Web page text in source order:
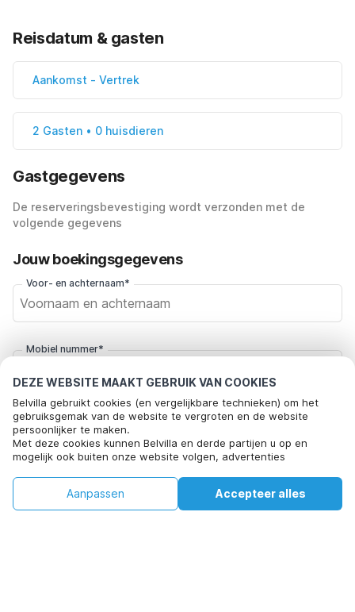
DEZE WEBSITE MAAKT GEBRUIK VAN COOKIES
Belvilla gebruikt cookies (en vergelijkbare technieken) om het
gebruiksgemak van de website te vergroten en de website
persoonlijker te maken.
Met deze cookies kunnen Belvilla en derde partijen u op en
mogelijk ook buiten onze website volgen, advertenties
social media.
Door op "accepteren" te klikken gaat u hiermee akkoord. Meer
informatie vind je in onscookiebeleid.
Accepteer alles
Aanpassen
Reisdatum & gasten
Aankomst - Vertrek
2 Gasten • 0 huisdieren
Gastgegevens
De reserveringsbevestiging wordt verzonden met de
volgende gegevens
Jouw boekingsgegevens
Voor- en achternaam*
Mobiel nummer*
E-mailadres*
Klik hier om je af te melden voor aanbiedingsmails van Belvilla. Je
kunt je in de toekomst op elk moment weer afmelden
€174
+
Beschikbaarheid controleren